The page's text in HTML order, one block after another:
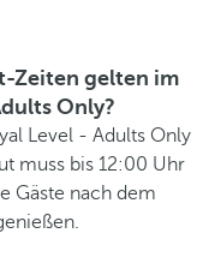
Zeiten gelten im
Only?
Level - Adults Only
muss bis 12:00 Uhr
Gäste nach dem